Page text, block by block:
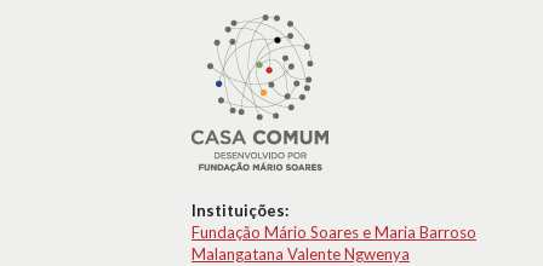
Instituições:
Fundação Mário Soares e Maria Barroso
Malangatana Valente Ngwenya